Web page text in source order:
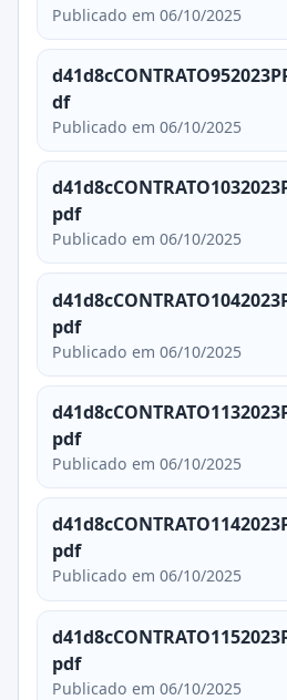
Publicado em 06/10/2025
df
Publicado em 06/10/2025
pdf
Publicado em 06/10/2025
pdf
Publicado em 06/10/2025
pdf
Publicado em 06/10/2025
pdf
Publicado em 06/10/2025
pdf
Publicado em 06/10/2025